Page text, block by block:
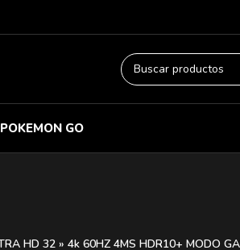
POKEMON GO
HD 32 » 4k 60HZ 4MS HDR10+ MODO